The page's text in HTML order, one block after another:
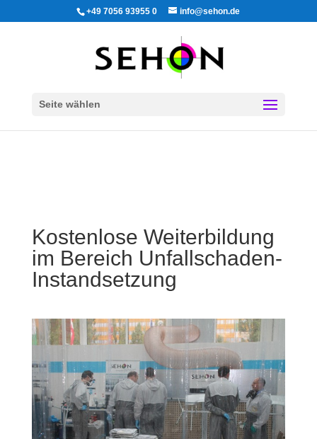
+49 7056 93955 0 info@sehon.de
Seite wählen
Kostenlose Weiterbildung
im Bereich Unfallschaden-
Instandsetzung